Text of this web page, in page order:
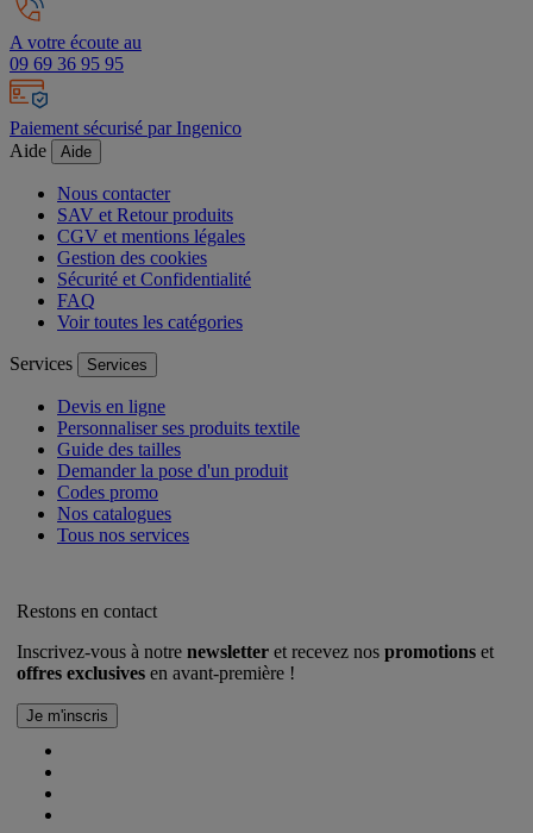
A votre écoute au
09 69 36 95 95
Paiement sécurisé par Ingenico
Aide
Aide
Nous contacter
SAV et Retour produits
CGV et mentions légales
Gestion des cookies
Sécurité et Confidentialité
FAQ
Voir toutes les catégories
Services Services
Devis en ligne
Personnaliser ses produits textile
Guide des tailles
Demander la pose d'un produit
Codes promo
Nos catalogues
Tous nos services
Restons en contact
Inscrivez-vous à notre newsletter et recevez nos promotions et
offres exclusives en avant-première !